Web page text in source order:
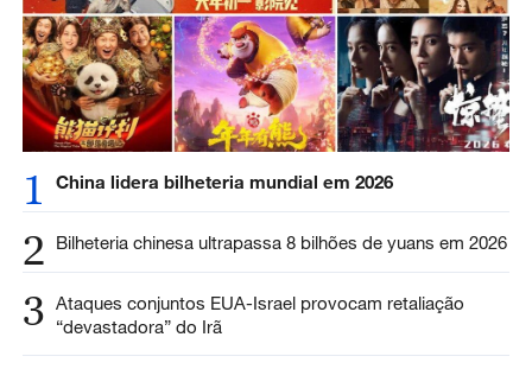
1 China lidera bilheteria mundial em 2026
2 Bilheteria chinesa ultrapassa 8 bilhões de yuans em 2026
3 Ataques conjuntos EUA-Israel provocam retaliação
“devastadora” do Irã